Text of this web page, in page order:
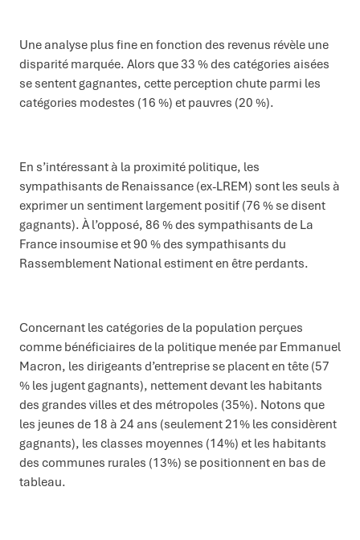
Une analyse plus fine en fonction des revenus révèle une
disparité marquée. Alors que 33 % des catégories aisées
se sentent gagnantes, cette perception chute parmi les
catégories modestes (16 %) et pauvres (20 %).
En s’intéressant à la proximité politique, les
sympathisants de Renaissance (ex-LREM) sont les seuls à
exprimer un sentiment largement positif (76 % se disent
gagnants). À l’opposé, 86 % des sympathisants de La
France insoumise et 90 % des sympathisants du
Rassemblement National estiment en être perdants.
Concernant les catégories de la population perçues
comme bénéficiaires de la politique menée par Emmanuel
Macron, les dirigeants d’entreprise se placent en tête (57
% les jugent gagnants), nettement devant les habitants
des grandes villes et des métropoles (35%). Notons que
les jeunes de 18 à 24 ans (seulement 21% les considèrent
gagnants), les classes moyennes (14%) et les habitants
des communes rurales (13%) se positionnent en bas de
tableau.